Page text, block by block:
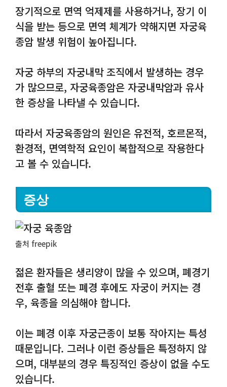
장기적으로 면역 억제제를 사용하거나, 장기 이
식을 받는 등으로 면역 체계가 약해지면 자궁육
종암 발생 위험이 높아집니다.
자궁 하부의 자궁내막 조직에서 발생하는 경우
가 많으므로, 자궁육종암은 자궁내막암과 유사
한 증상을 나타낼 수 있습니다.
따라서 자궁육종암의 원인은 유전적, 호르몬적,
환경적, 면역학적 요인이 복합적으로 작용한다
고 볼 수 있습니다.
증상
출처 freepik
젊은 환자들은 생리양이 많을 수 있으며, 폐경기
전후 출혈 또는 폐경 후에도 자궁이 커지는 경
우, 육종을 의심해야 합니다.
이는 폐경 이후 자궁근종이 보통 작아지는 특성
때문입니다. 그러나 이런 증상들은 특정하지 않
으며, 대부분의 경우 특징적인 증상이 없을 수도
있습니다.